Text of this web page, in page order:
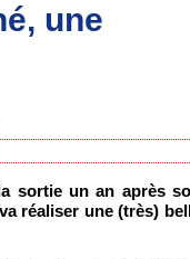
une
sortie un an après
réaliser une (très)